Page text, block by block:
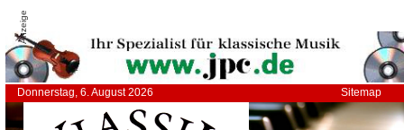
Anzeige
Donnerstag, 6. August 2026 Sitemap